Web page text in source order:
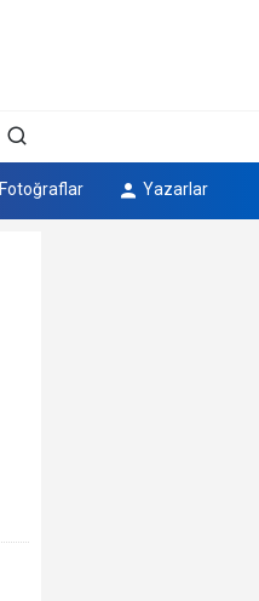
Fotoğraflar Yazarlar